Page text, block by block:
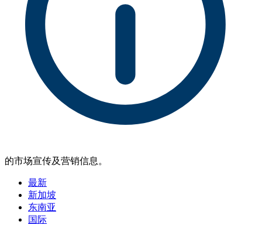
的市场宣传及营销信息。
最新
新加坡
东南亚
国际